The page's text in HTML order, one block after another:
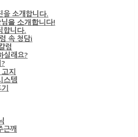
을 소개합니다.
을 소개합니다!
합니다.
속 청담i
럼
실래요?
고지
스템
근깨